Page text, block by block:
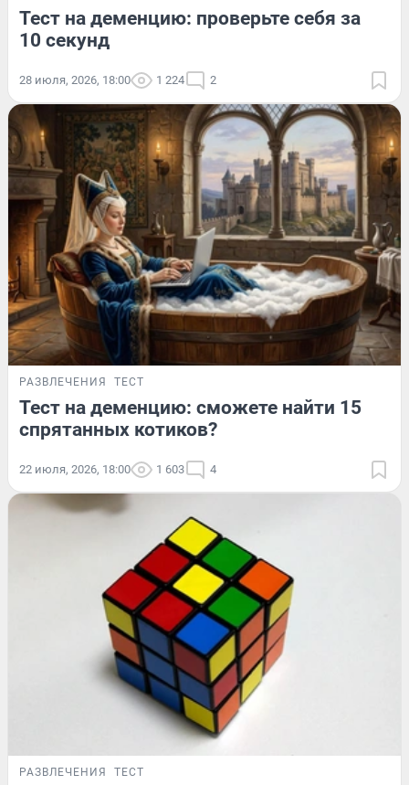
Тест на деменцию: проверьте себя за
10 секунд
28 июля, 2026, 18:00 1 224 2
РАЗВЛЕЧЕНИЯ ТЕСТ
Тест на деменцию: сможете найти 15
спрятанных котиков?
22 июля, 2026, 18:00 1 603 4
РАЗВЛЕЧЕНИЯ ТЕСТ